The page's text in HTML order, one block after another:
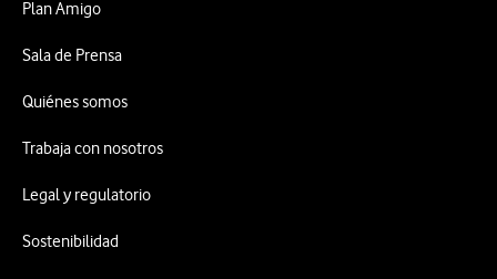
Plan Amigo
Sala de Prensa
Quiénes somos
Trabaja con nosotros
Legal y regulatorio
Sostenibilidad